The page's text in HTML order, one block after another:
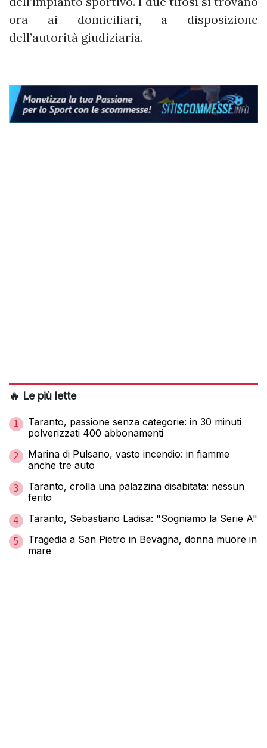
ora ai domiciliari, a disposizione
dell’autorità giudiziaria.
🔥 Le più lette
1
Taranto, passione senza categorie: in 30 minuti
polverizzati 400 abbonamenti
2
Marina di Pulsano, vasto incendio: in fiamme
anche tre auto
3
Taranto, crolla una palazzina disabitata: nessun
ferito
4 Taranto, Sebastiano Ladisa: "Sogniamo la Serie A"
5
Tragedia a San Pietro in Bevagna, donna muore in
mare